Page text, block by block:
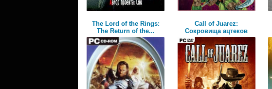
The Lord of the Rings:
The Return of the...
Call of Juarez:
Cокровища ацтеков